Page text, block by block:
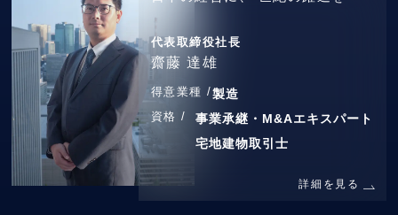
代表取締役社長
齋藤 達雄
得意業種 /製造
資格 /
事業承継・M&Aエキスパート
宅地建物取引士
詳細を見る